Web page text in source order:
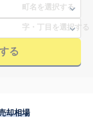
る
却相場